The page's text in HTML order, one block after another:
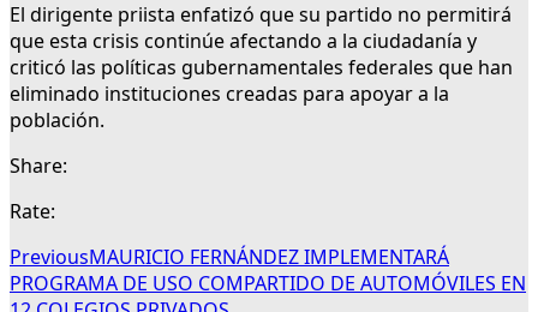
El dirigente priista enfatizó que su partido no permitirá
que esta crisis continúe afectando a la ciudadanía y
criticó las políticas gubernamentales federales que han
eliminado instituciones creadas para apoyar a la
población.
Share:
Rate:
PreviousMAURICIO FERNÁNDEZ IMPLEMENTARÁ
PROGRAMA DE USO COMPARTIDO DE AUTOMÓVILES EN